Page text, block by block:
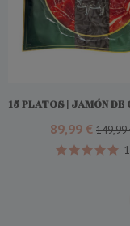
89,99 € 149,99
1